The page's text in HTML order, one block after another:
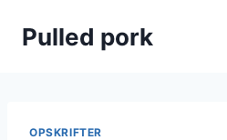
Pulled pork
OPSKRIFTER